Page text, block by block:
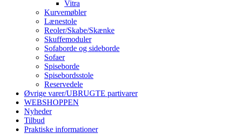
Vitra
Kurvemøbler
Lænestole
Reoler/Skabe/Skænke
Skuffemoduler
Sofaborde og sideborde
Sofaer
Spiseborde
Spisebordsstole
Reservedele
Øvrige varer/UBRUGTE partivarer
WEBSHOPPEN
Nyheder
Tilbud
Praktiske informationer